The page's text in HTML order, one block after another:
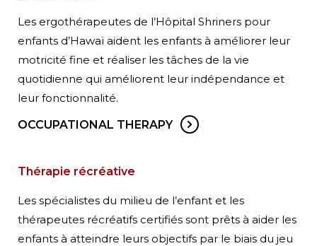
Les ergothérapeutes de l’Hôpital Shriners pour
enfants d’Hawaï aident les enfants à améliorer leur
motricité fine et réaliser les tâches de la vie
quotidienne qui améliorent leur indépendance et
leur fonctionnalité.
OCCUPATIONAL THERAPY
Thérapie récréative
Les spécialistes du milieu de l’enfant et les
thérapeutes récréatifs certifiés sont prêts à aider les
enfants à atteindre leurs objectifs par le biais du jeu